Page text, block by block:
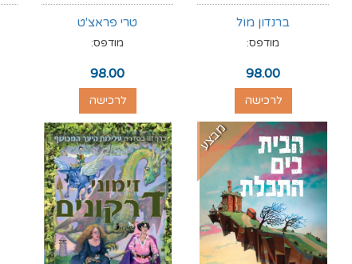
ברנדון מוֹל
מודפס:
98.00
לרכישה
טרי פראצ'ט
מודפס:
98.00
לרכישה
מבצע